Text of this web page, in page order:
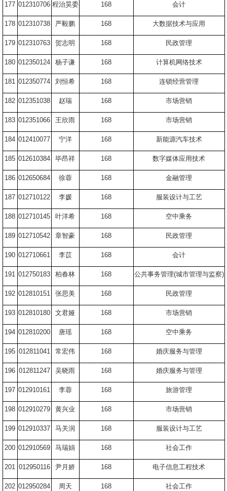
177 012310706 程治昊委 168 会计
178 012310738 严毅鹏 168 大数据技术与应用
179 012310763 贺志明 168 民政管理
180 012350124 杨子谦 168 计算机网络技术
181 012350774 刘恒希 168 连锁经营管理
182 012351038 赵瑞 168 市场营销
183 012351066 王欣雨 168 市场营销
184 012410077 宁洋 168 新能源汽车技术
185 012610384 毕昂祥 168 数字媒体应用技术
186 012650684 徐蓉 168 金融管理
187 012710122 李媛 168 服装设计与工艺
188 012710145 叶洋希 168 空中乘务
189 012710542 章智豪 168 民政管理
190 012710661 李苡 168 会计
191 012750183 柏春林 168 公共事务管理(城市管理与监察)
192 012810151 张思美 168 民政管理
193 012810180 文君娅 168 市场营销
194 012810200 唐瑶 168 空中乘务
195 012811041 常宏伟 168 婚庆服务与管理
196 012811247 吴晓雨 168 婚庆服务与管理
197 012910161 李蓉 168 旅游管理
198 012910279 黄兴业 168 市场营销
199 012910337 马关润 168 服装设计与工艺
200 012910569 马瑞娟 168 社会工作
201 012950116 尹月娇 168 电子信息工程技术
202 012950284 周天 168 社会工作